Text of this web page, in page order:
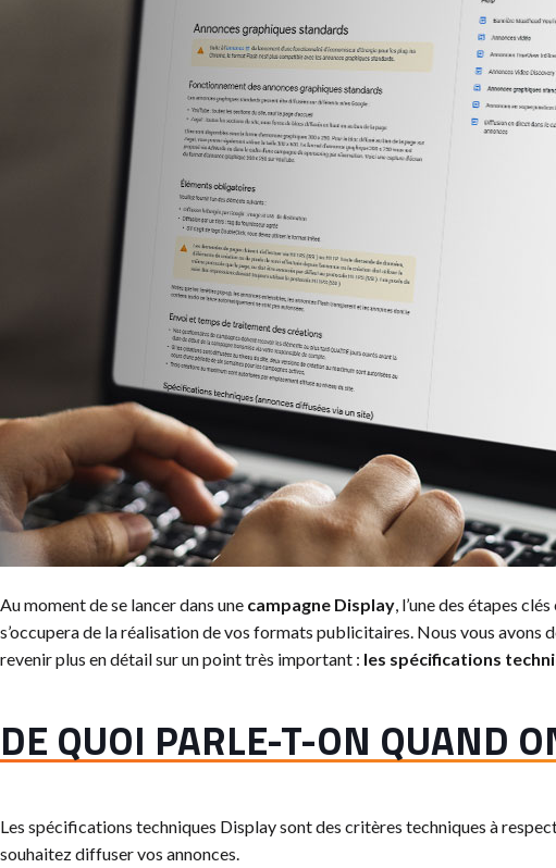
Au moment de se lancer dans une campagne Display, l’une des étapes
s’occupera de la réalisation de vos formats publicitaires. Nous vous avons
revenir plus en détail sur un point très important : les spécifications
DE QUOI PARLE-T-ON QUAND
Les spécifications techniques Display sont des critères techniques à
souhaitez diffuser vos annonces.